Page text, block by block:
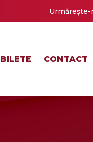
BILETE CONTACT